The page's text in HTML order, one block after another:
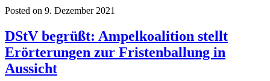
Posted on 9. Dezember 2021
DStV begrüßt: Ampelkoalition stellt
Erörterungen zur Fristenballung in
Aussicht